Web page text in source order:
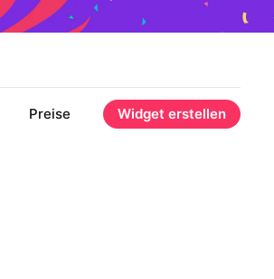
Preise Widget erstellen